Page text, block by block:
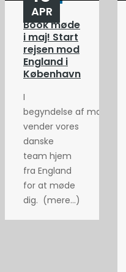
Book møde
i maj! Start
rejsen mod
England i
København
APR
I
begyndelse af maj
vender vores
danske
team hjem
fra England
for at møde
dig. (mere…)